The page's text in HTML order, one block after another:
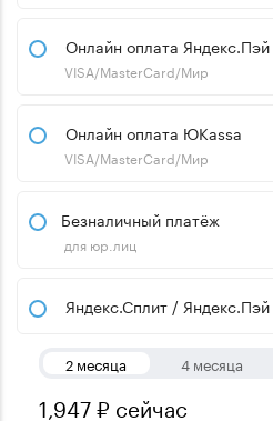
Онлайн оплата Яндекс.Пэй
VISA/MasterCard/Мир
Онлайн оплата ЮKassa
VISA/MasterCard/Мир
Безналичный платёж
для юр.лиц
Яндекс.Сплит / Яндекс.Пэй
2 месяца 4 месяца
1,947 ₽ сейчас